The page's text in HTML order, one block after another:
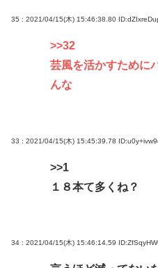
35 : 2021/04/15(木) 15:46:38.80
>>32
芸風を活かすために
んな
33 : 2021/04/15(木) 15:45:39.78
>>1
１８本て多くね？
34 : 2021/04/15(木) 15:46:14.59